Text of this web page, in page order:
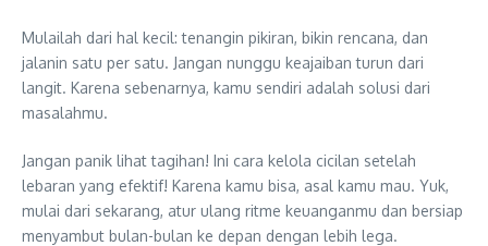
Mulailah dari hal kecil: tenangin pikiran, bikin rencana, dan
jalanin satu per satu. Jangan nunggu keajaiban turun dari
langit. Karena sebenarnya, kamu sendiri adalah solusi dari
masalahmu.
Jangan panik lihat tagihan! Ini cara kelola cicilan setelah
lebaran yang efektif! Karena kamu bisa, asal kamu mau. Yuk,
mulai dari sekarang, atur ulang ritme keuanganmu dan bersiap
menyambut bulan-bulan ke depan dengan lebih lega.